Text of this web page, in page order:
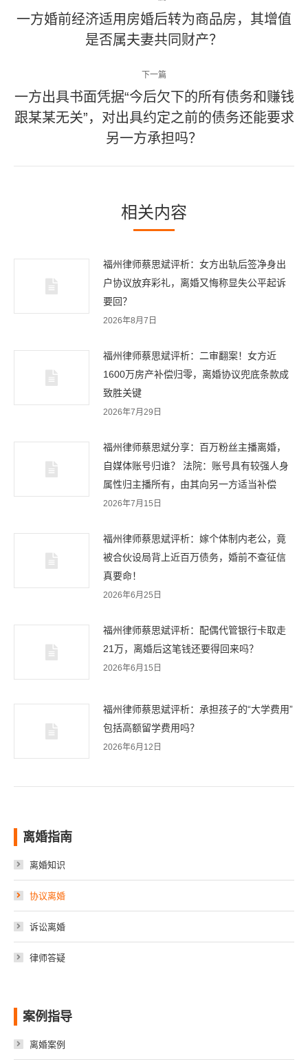
章
上
一
章：
一方婚前经济适用房婚后转为商品房，其增值
是否属夫妻共同财产？
下一篇
下
一
一方出具书面凭据“今后欠下的所有债务和赚钱
跟某某无关”，对出具约定之前的债务还能要求
另一方承担吗？
相关内容
福州律师蔡思斌评析：女方出轨后签净身出
户协议放弃彩礼，离婚又悔称显失公平起诉
要回？
2026年8月7日
福州律师蔡思斌评析：二审翻案！女方近
1600万房产补偿归零，离婚协议兜底条款成
致胜关键
2026年7月29日
福州律师蔡思斌分享：百万粉丝主播离婚，
自媒体账号归谁？ 法院：账号具有较强人身
属性归主播所有，由其向另一方适当补偿
2026年7月15日
福州律师蔡思斌评析：嫁个体制内老公，竟
被合伙设局背上近百万债务，婚前不查征信
真要命！
2026年6月25日
福州律师蔡思斌评析：配偶代管银行卡取走
21万，离婚后这笔钱还要得回来吗？
2026年6月15日
福州律师蔡思斌评析：承担孩子的“大学费用”
包括高额留学费用吗？
2026年6月12日
离婚指南
离婚知识
协议离婚
诉讼离婚
律师答疑
案例指导
离婚案例